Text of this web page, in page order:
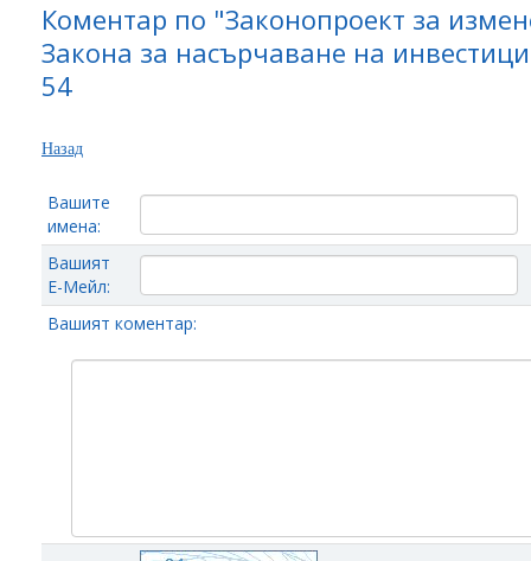
Коментар по "Законопроект за
Закона за насърчаване на
54
Назад
Вашите
имена:
Вашият
Е-Мейл:
Вашият коментар: